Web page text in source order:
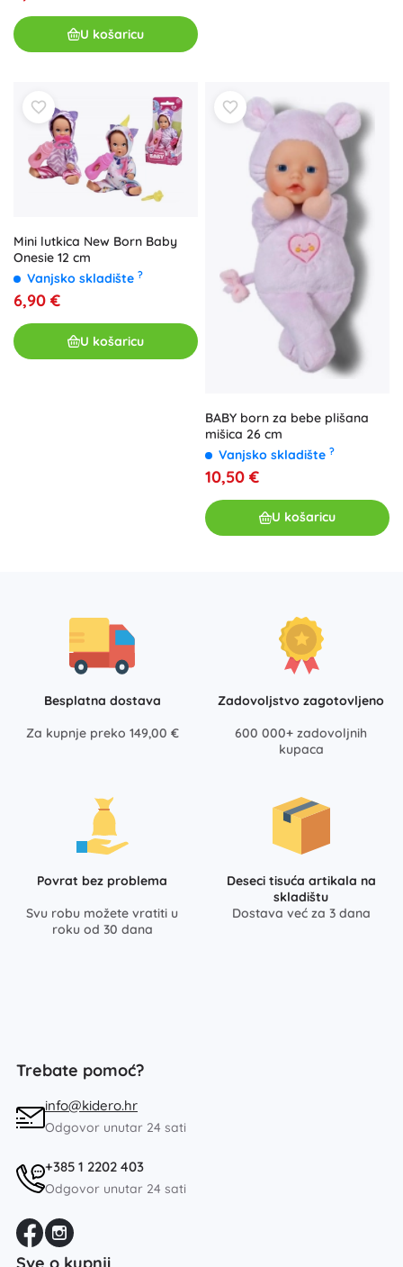
U košaricu
Mini lutkica New Born Baby
Onesie 12 cm
Vanjsko skladište ?
6,90 €
U košaricu
BABY born za bebe plišana
mišica 26 cm
Vanjsko skladište ?
10,50 €
U košaricu
Besplatna dostava
Za kupnje preko 149,00 €
Zadovoljstvo zagotovljeno
600 000+ zadovoljnih
kupaca
Povrat bez problema
Svu robu možete vratiti u
roku od 30 dana
Deseci tisuća artikala na
skladištu
Dostava već za 3 dana
Trebate pomoć?
info@kidero.hr
Odgovor unutar 24 sati
+385 1 2202 403
Odgovor unutar 24 sati
Sve o kupnji